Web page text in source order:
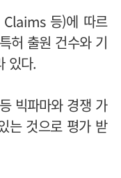
등)에 따르
허 출원 건수와 기
있다.
빅파마와 경쟁 가
는 것으로 평가 받